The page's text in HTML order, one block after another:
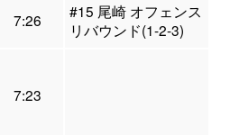
7:26
#15 尾崎 オフェンス
リバウンド(1-2-3)
7:23